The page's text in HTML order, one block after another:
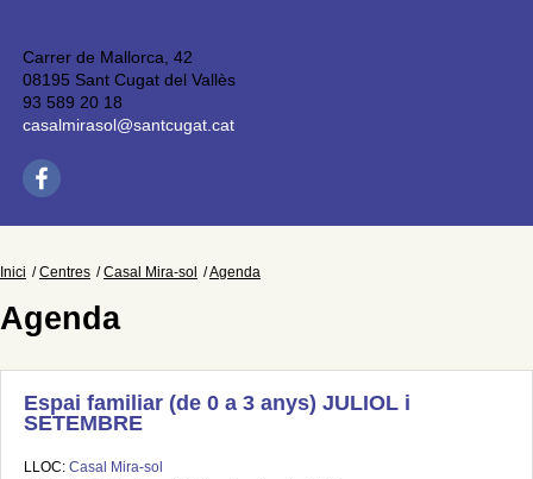
Carrer de Mallorca, 42
08195 Sant Cugat del Vallès
93 589 20 18
casalmirasol@santcugat.cat
Inici Centres Casal Mira-sol Agenda
Agenda
Espai familiar (de 0 a 3 anys) JULIOL i
SETEMBRE
LLOC: Casal Mira-sol